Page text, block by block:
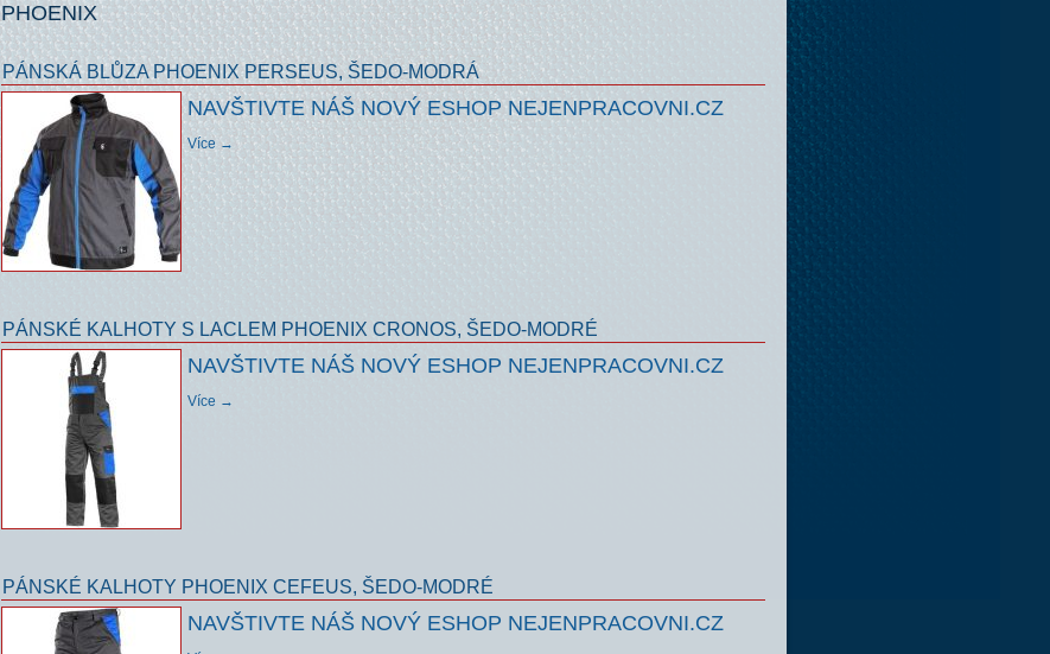
PHOENIX
PÁNSKÁ BLŮZA PHOENIX PERSEUS, ŠEDO-MODRÁ
NAVŠTIVTE NÁŠ NOVÝ ESHOP NEJENPRACOVNI.CZ
Více →
PÁNSKÉ KALHOTY S LACLEM PHOENIX CRONOS, ŠEDO-MODRÉ
NAVŠTIVTE NÁŠ NOVÝ ESHOP NEJENPRACOVNI.CZ
Více →
PÁNSKÉ KALHOTY PHOENIX CEFEUS, ŠEDO-MODRÉ
NAVŠTIVTE NÁŠ NOVÝ ESHOP NEJENPRACOVNI.CZ